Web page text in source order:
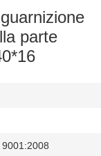
parte